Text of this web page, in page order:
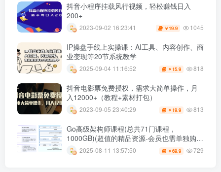
抖音小程序挂载风行视频，轻松赚钱日入
200+
2023-09-02 16:23:41 ￥ 19.9 1045
IP操盘手线上实操课：AI工具、内容创作、商
业变现等20节系统教学
2025-09-04 11:16:52 ￥ 15.9 818
抖音电影票免费授权，需求大简单操作，月
入12000+（教程+素材打包）
2023-09-05 23:40:29 ￥ 19.9 813
Go高级架构师课程(总共71门课程，
1000GB)(超值的精品资源-会员也需单独购买
哦)
2025-08-11 13:57:50 ￥69.9 729